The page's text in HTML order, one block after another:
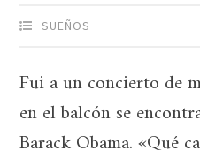
SUEÑOS
Fui a un concierto de
en el balcón se
Barack Obama. «Qué